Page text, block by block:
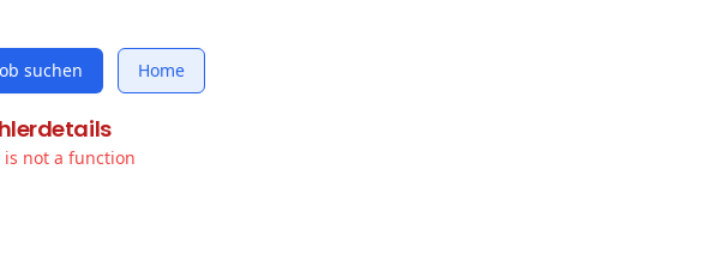
suchen Home
is not a function